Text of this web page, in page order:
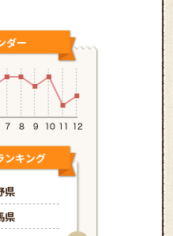
ダー
ンキング
県
県
9月の出荷
長
群